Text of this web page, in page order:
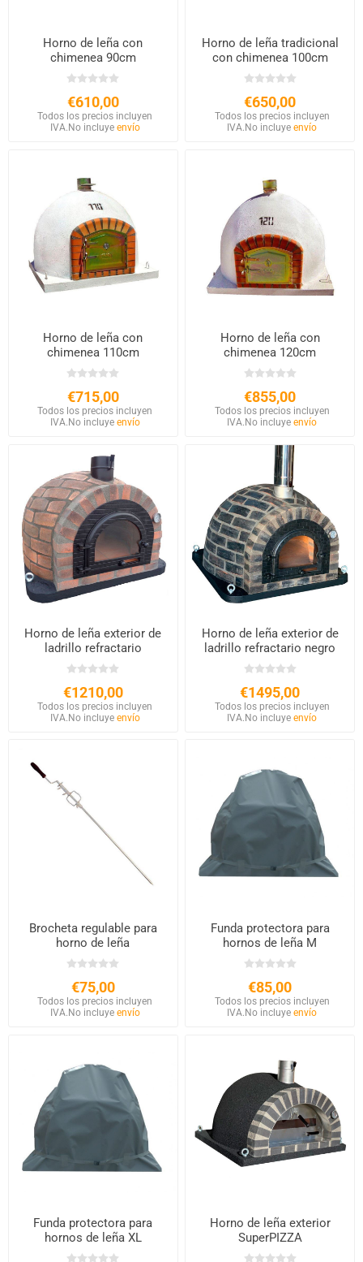
Horno de leña con
chimenea 90cm
€610,00
Todos los precios incluyen
IVA. No incluye envío
Horno de leña tradicional
con chimenea 100cm
€650,00
Todos los precios incluyen
IVA. No incluyeenvío
Horno de leña con
chimenea 110cm
€715,00
Todos los precios incluyen
IVA. No incluye envío
Horno de leña con
chimenea 120cm
€855,00
Todos los precios incluyen
IVA. No incluyeenvío
Horno de leña exterior de
ladrillo refractario
€1210,00
Todos los precios incluyen
IVA.No incluye envío
Horno de leña exterior de
ladrillo refractario negro
€1495,00
Todos los precios incluyen
IVA.No incluyeenvío
Brocheta regulable para
horno de leña
€75,00
Todos los precios incluyen
IVA. No incluye envío
Funda protectora para
hornos de leña M
€85,00
Todos los precios incluyen
IVA. No incluyeenvío
Funda protectora para
hornos de leña XL
Horno de leña exterior
SuperPIZZA